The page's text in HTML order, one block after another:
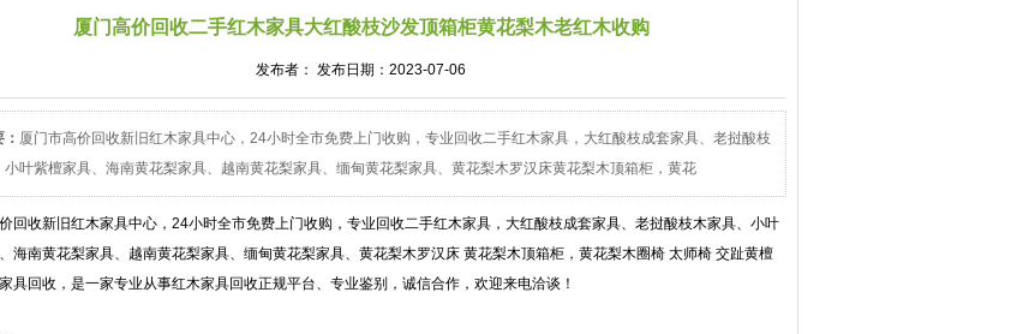
厦门高价回收二手红木家具大红酸枝沙发顶箱柜黄花梨木老红木收购
发布者： 发布日期：2023-07-06
厦门市高价回收新旧红木家具中心，24小时全市免费上门收购，专业回收二手红木家具，大红酸枝成套家具、老挝酸枝
小叶紫檀家具、海南黄花梨家具、越南黄花梨家具、缅甸黄花梨家具、黄花梨木罗汉床黄花梨木顶箱柜，黄花
回收新旧红木家具中心，24小时全市免费上门收购，专业回收二手红木家具，大红酸枝成套家具、老挝酸枝木家具、小叶
海南黄花梨家具、越南黄花梨家具、缅甸黄花梨家具、黄花梨木罗汉床 黄花梨木顶箱柜，黄花梨木圈椅 太师椅 交趾黄檀
具回收，是一家专业从事红木家具回收正规平台、专业鉴别，诚信合作，欢迎来电洽谈！